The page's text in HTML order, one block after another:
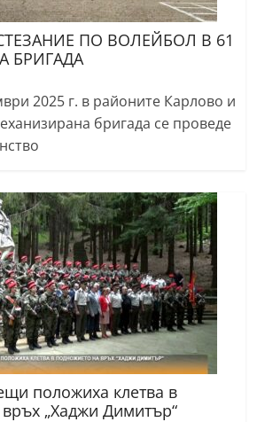
ПО ВОЛЕЙБОЛ В 61
БРИГАДА
2025 г. в районите Карлово и
бригада се проведе
положиха клетва в
„Хаджи Димитър“